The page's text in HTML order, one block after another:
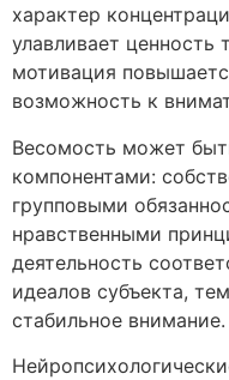
характер
улавливает ценность
мотивация
возможность к
Весомость может
компонентами:
групповыми
нравственными
деятельность
идеалов субъекта,
стабильное внимание.